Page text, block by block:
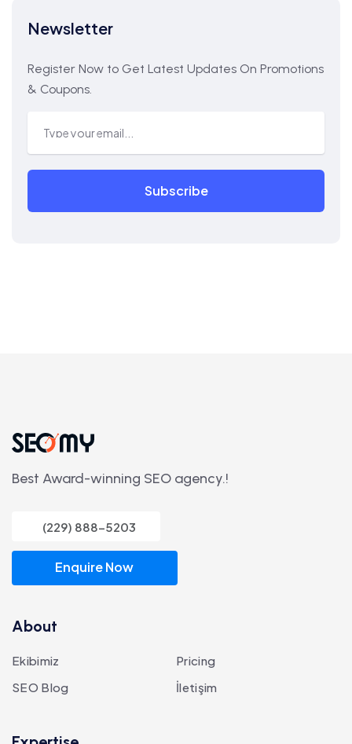
Newsletter
Register Now to Get Latest Updates On Promotions
& Coupons.
Subscribe
Best Award-winning SEO agency.!
(229) 888-5203
Enquire Now
About
Ekibimiz
Pricing
SEO Blog
İletişim